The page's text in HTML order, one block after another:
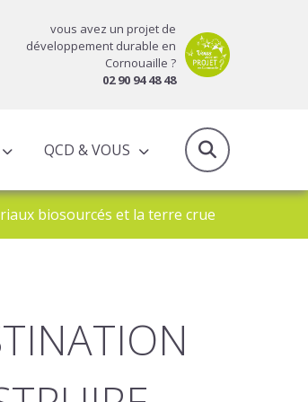
vous avez un projet de
développement durable en
Cornouaille ?
02 90 94 48 48
QCD & VOUS
biosourcés et la terre crue